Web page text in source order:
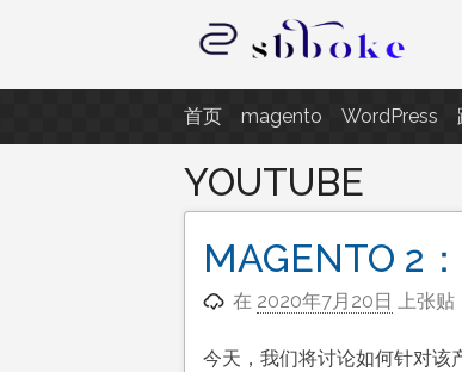
至
内
容
记录跨境电商独立站开发
首页 magento WordPress
YOUTUBE
MAGENTO 2
在 2020年7月20日 上张贴
今天，我们将讨论如何针对